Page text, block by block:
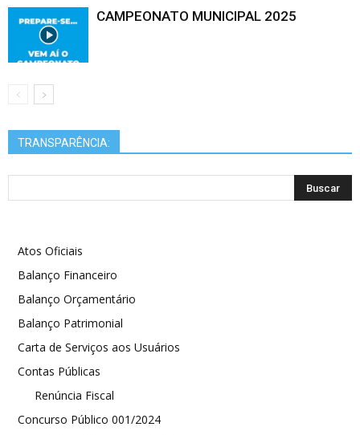
CAMPEONATO MUNICIPAL 2025
TRANSPARÊNCIA:
Atos Oficiais
Balanço Financeiro
Balanço Orçamentário
Balanço Patrimonial
Carta de Serviços aos Usuários
Contas Públicas
Renúncia Fiscal
Concurso Público 001/2024